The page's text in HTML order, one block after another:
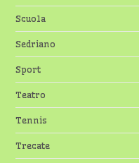
Scuola
Sedriano
Sport
Teatro
Tennis
Trecate